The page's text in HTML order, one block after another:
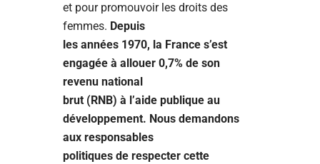
et pour promouvoir les droits des
femmes. Depuis
les années 1970, la France s’est
engagée à allouer 0,7% de son
revenu national
brut (RNB) à l’aide publique au
développement. Nous demandons
aux responsables
politiques de respecter cette